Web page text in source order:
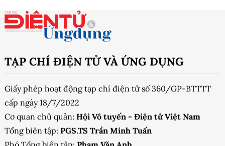
TẠP CHÍ ĐIỆN TỬ VÀ ỨNG DỤNG
Giấy phép hoạt động tạp chí điện tử số 360/GP-BTTTT
cấp ngày 18/7/2022
Cơ quan chủ quản: Hội Vô tuyến - Điện tử Việt Nam
Tổng biên tập: PGS.TS Trần Minh Tuấn